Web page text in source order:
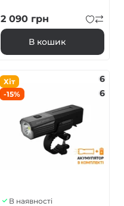
2 090 грн
В кошик
Хіт
-15%
6
6
В наявності